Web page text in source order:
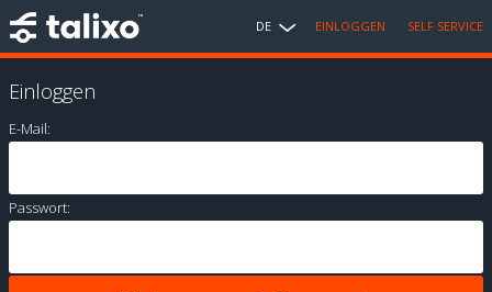
DE EINLOGGEN SELF SERVICE
Einloggen
E-Mail:
Passwort: